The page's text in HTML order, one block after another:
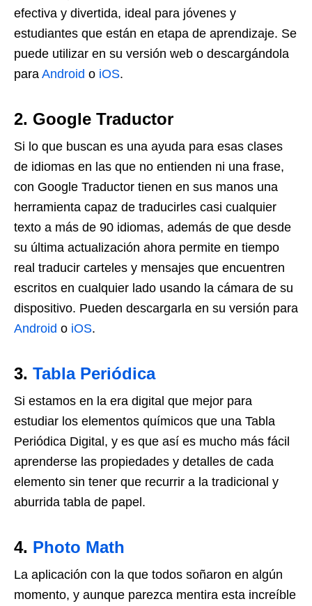
efectiva y divertida, ideal para jóvenes y
estudiantes que están en etapa de aprendizaje. Se
puede utilizar en su versión web o descargándola
para Android o iOS.
2. Google Traductor
Si lo que buscan es una ayuda para esas clases
de idiomas en las que no entienden ni una frase,
con Google Traductor tienen en sus manos una
herramienta capaz de traducirles casi cualquier
texto a más de 90 idiomas, además de que desde
su última actualización ahora permite en tiempo
real traducir carteles y mensajes que encuentren
escritos en cualquier lado usando la cámara de su
dispositivo. Pueden descargarla en su versión para
Android o iOS.
3. Tabla Periódica
Si estamos en la era digital que mejor para
estudiar los elementos químicos que una Tabla
Periódica Digital, y es que así es mucho más fácil
aprenderse las propiedades y detalles de cada
elemento sin tener que recurrir a la tradicional y
aburrida tabla de papel.
4. Photo Math
La aplicación con la que todos soñaron en algún
momento, y aunque parezca mentira esta increíble